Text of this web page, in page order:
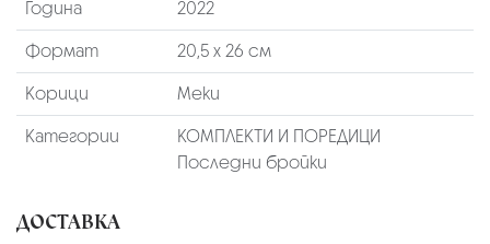
Година
2022
Формат
20,5 х 26 см
Корици
Меки
Категории
КОМПЛЕКТИ И ПОРЕДИЦИ
Последни бройки
ДОСТАВКА